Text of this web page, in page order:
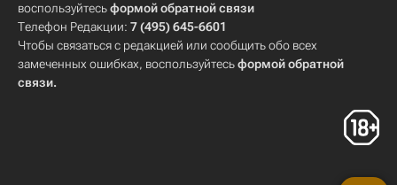
воспользуйтесьформой обратной связи
Телефон Редакции: 7 (495) 645-6601
Чтобы связаться с редакцией или сообщить обо всех
замеченных ошибках, воспользуйтесьформой обратной
связи.